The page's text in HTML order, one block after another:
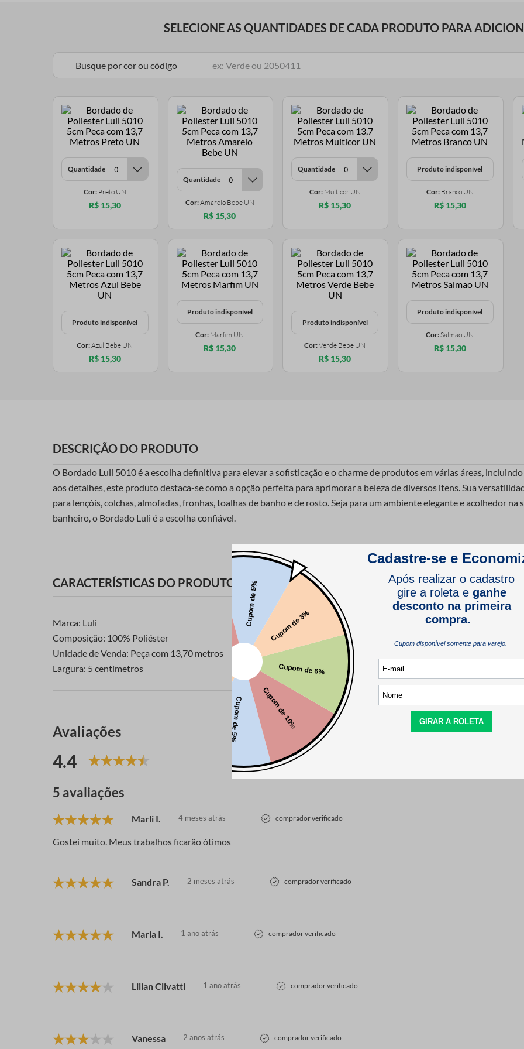
SELECIONE AS QUANTIDADES DE CADA PRODUTO PARA
Busque por cor ou código
Quantidade
Cor: Preto UN
R$ 15,30
Quantidade
Cor:Amarelo Bebe UN
R$ 15,30
Quantidade
Cor: Multicor UN
R$ 15,30
Produto indisponível
Cor: Branco UN
R$ 15,30
Produto indisponível
Cor:Azul Bebe UN
R$ 15,30
Produto indisponível
Cor: Marfim UN
R$ 15,30
Produto indisponível
Cor:Verde Bebe UN
R$ 15,30
Produto indisponível
Cor:Salmao UN
R$ 15,30
DESCRIÇÃO DO PRODUTO
O Bordado Luli 5010 é a escolha definitiva para elevar a sofisticação e o charme de produtos em várias áreas,
aos detalhes, este produto destaca-se como a opção perfeita para aprimorar a beleza de diversos itens. Sua
para lençóis, colchas, almofadas, fronhas, toalhas de banho e de rosto. Seja para um ambiente elegante e acolhedor
banheiro, o Bordado Luli é a escolha confiável.
CARACTERÍSTICAS DO PRODUTO
Marca: Luli
Composição: 100% Poliéster
Unidade de Venda: Peça com 13,70 metros
Largura: 5 centímetros
Avaliações
4.4
5 avaliações
Marli I. 4 meses atrás comprador verificado
Gostei muito. Meus trabalhos ficarão ótimos
Sandra P. 2 meses atrás comprador verificado
Maria I. 1 ano atrás comprador verificado
Lilian Clivatti 1 ano atrás comprador verificado
Vanessa 2 anos atrás comprador verificado